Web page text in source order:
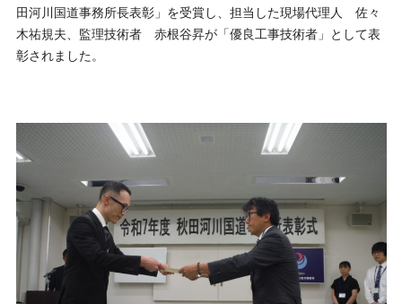
田河川国道事務所長表彰」を受賞し、担当した現場代理人 佐々
木祐規夫、監理技術者 赤根谷昇が「優良工事技術者」として表
彰されました。